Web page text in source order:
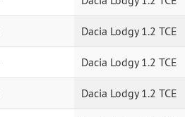
Dacia Lodgy 1.2 TCE
Dacia Lodgy 1.2 TCE
Dacia Lodgy 1.2 TCE